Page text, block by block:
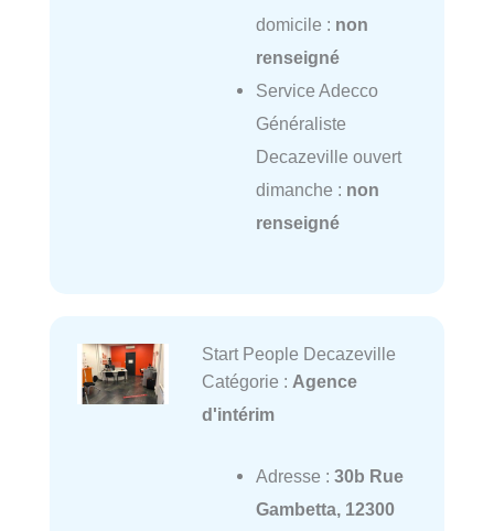
domicile : non
renseigné
Service Adecco
Généraliste
Decazeville ouvert
dimanche : non
renseigné
Start People Decazeville
Catégorie : Agence
d'intérim
Adresse : 30b Rue
Gambetta, 12300